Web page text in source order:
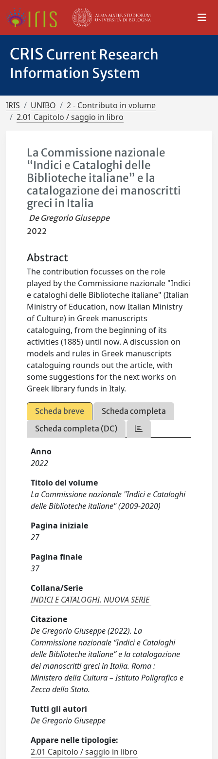
CRIS Current Research
Information System
IRIS UNIBO
2 - Contributo in volume
2.01 Capitolo / saggio in libro
La Commissione nazionale
“Indici e Cataloghi delle
Biblioteche italiane” e la
catalogazione dei manoscritti
greci in Italia
De Gregorio Giuseppe
2022
Abstract
The contribution focusses on the role
played by the Commissione nazionale "Indici
e cataloghi delle Biblioteche italiane" (Italian
Ministry of Education, now Italian Ministry
of Culture) in Greek manuscripts
cataloguing, from the beginning of its
activities (1885) until now. A discussion on
models and rules in Greek manuscripts
cataloguing rounds out the article, with
some suggestions for the next works on
Greek library funds in Italy.
Scheda breve
Scheda completa
Scheda completa (DC)
Anno
2022
Titolo del volume
La Commissione nazionale "Indici e Cataloghi
delle Biblioteche italiane" (2009-2020)
Pagina iniziale
27
Pagina finale
37
Collana/Serie
INDICI E CATALOGHI. NUOVA SERIE
Citazione
De Gregorio Giuseppe (2022). La
Commissione nazionale “Indici e Cataloghi
delle Biblioteche italiane” e la catalogazione
dei manoscritti greci in Italia. Roma :
Ministero della Cultura – Istituto Poligrafico e
Zecca dello Stato.
Tutti gli autori
De Gregorio Giuseppe
Appare nelle tipologie:
2.01 Capitolo / saggio in libro